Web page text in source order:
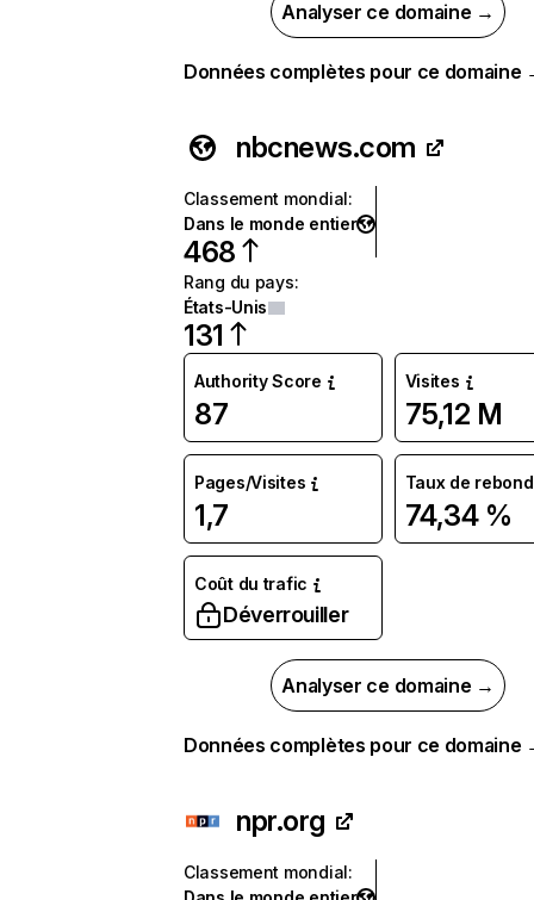
Analyser ce domaine →
Données complètes pour ce domaine
nbcnews.com
Classement mondial:
Dans le monde entier
468
Rang du pays:
États-Unis
131
Authority Score
87
Visites
75,12 M
Pages/Visites
1,7
Taux de rebond
74,34 %
Coût du trafic
Déverrouiller
Analyser ce domaine →
Données complètes pour ce domaine
npr.org
Classement mondial: